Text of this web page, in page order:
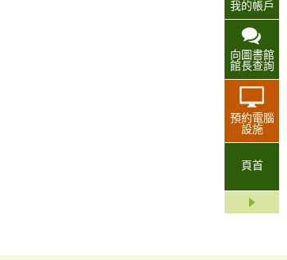
我的帳戶
向圖書館
館長查詢
預約電腦
設施
頁首